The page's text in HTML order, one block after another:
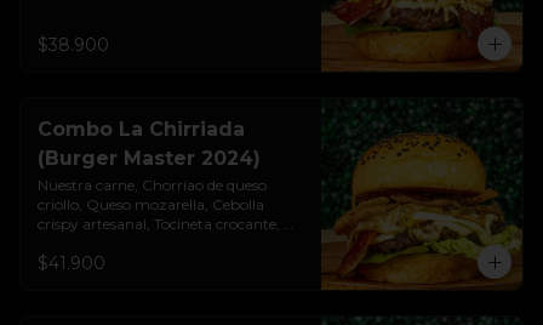
rústicas a la francesa y bebida.
$38.900
Combo La Chirriada
(Burger Master 2024)
Nuestra carne, Chorriao de queso
criollo, Queso mozarella, Cebolla
crispy artesanal, Tocineta crocante,
Pan brioche premium. Incluye papas
$41.900